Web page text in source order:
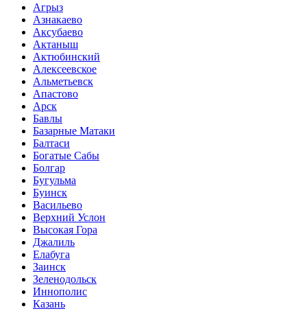
Агрыз
Азнакаево
Аксубаево
Актаныш
Актюбинский
Алексеевское
Альметьевск
Апастово
Арск
Бавлы
Базарные Матаки
Балтаси
Богатые Сабы
Болгар
Бугульма
Буинск
Васильево
Верхний Услон
Высокая Гора
Джалиль
Елабуга
Заинск
Зеленодольск
Иннополис
Казань